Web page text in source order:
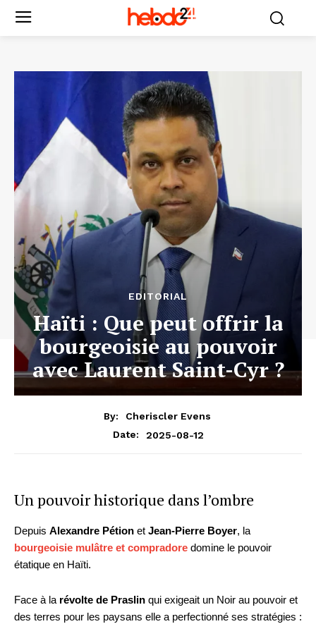
EDITORIAL
Haïti : Que peut offrir la
bourgeoisie au pouvoir
avec Laurent Saint-Cyr ?
By:
Cheriscler Evens
Date:
2025-08-12
Un pouvoir historique dans l’ombre
Depuis Alexandre Pétion et Jean-Pierre Boyer, la
bourgeoisie mulâtre et compradore domine le pouvoir
étatique en Haïti.
Face à la révolte de Praslin qui exigeait un Noir au pouvoir et
des terres pour les paysans elle a perfectionné ses stratégies :